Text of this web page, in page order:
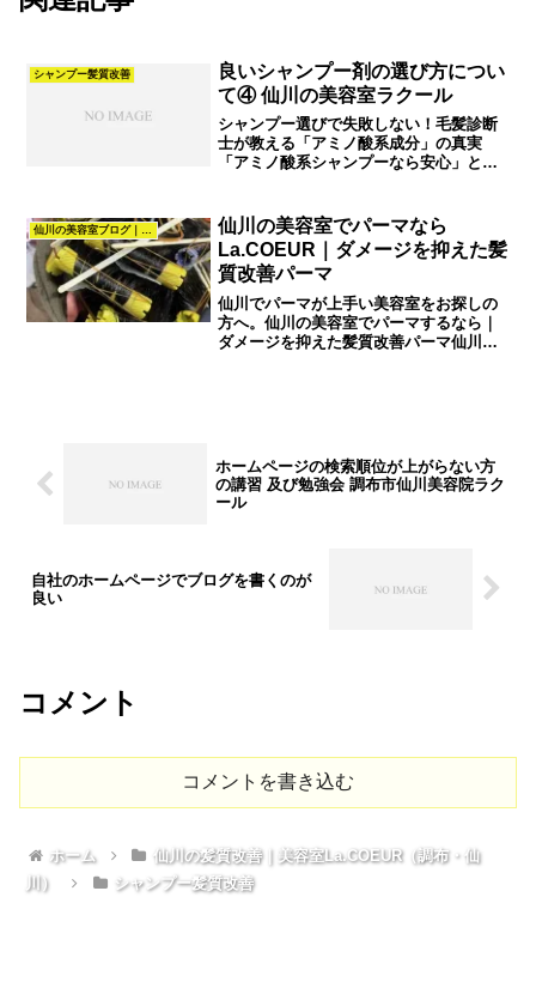
シャンプー髪質改善
良いシャンプー剤の選び方につい
て④ 仙川の美容室ラクール
シャンプー選びで失敗しない！毛髪診断
士が教える「アミノ酸系成分」の真実
「アミノ酸系シャンプーなら安心」と思
るものまで、様々な種類が存在します。
今回は、調布市仙川の美容室...
仙川の美容室でパーマなら
La.COEUR｜ダメージを抑えた髪
質改善パーマ
仙川でパーマが上手い美容室をお探しの
方へ。仙川の美容室でパーマするなら｜
ダメージを抑えた髪質改善パーマ仙川で
ホームページの検索順位が上がらない方
の講習 及び勉強会 調布市仙川美容院ラク
ール
自社のホームページでブログを書くのが
良い
コメント
コメントを書き込む
ホーム
仙川の髪質改善｜美容室La.COEUR（調布・仙
川）
シャンプー髪質改善